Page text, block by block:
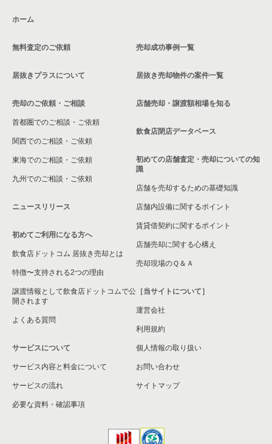
中野区の飲食店の居抜き売却物件の案件一覧
ホーム
無料査定のご依頼
居抜きプラスについて
売却のご依頼・ご相談
首都圏でのご相談・ご依頼
関西でのご相談・ご依頼
東海でのご相談・ご依頼
九州でのご相談・ご依頼
ニュースリリース
初めてご利用になる方へ
飲食店ドットコム 居抜き売却とは
特徴〜支持される2つの理由
譲渡情報として飲食店ドットコムで公
開されます
よくある質問
サービスについて
サービス内容と料金について
サービスの流れ
必要な資料・確認事項
売却成功事例一覧
居抜き売却物件の案件一覧
店舗売却・譲渡額相場を知る
飲食店閉店データベース
初めての店舗査定・売却についての知
識
店舗を売却するための基礎知識
店舗内設備に関するポイント
賃貸借契約に関するポイント
店舗売却に関する心構え
売却現場のＱ＆Ａ
［当サイトについて］
運営会社
利用規約
個人情報の取り扱い
お問い合わせ
サイトマップ